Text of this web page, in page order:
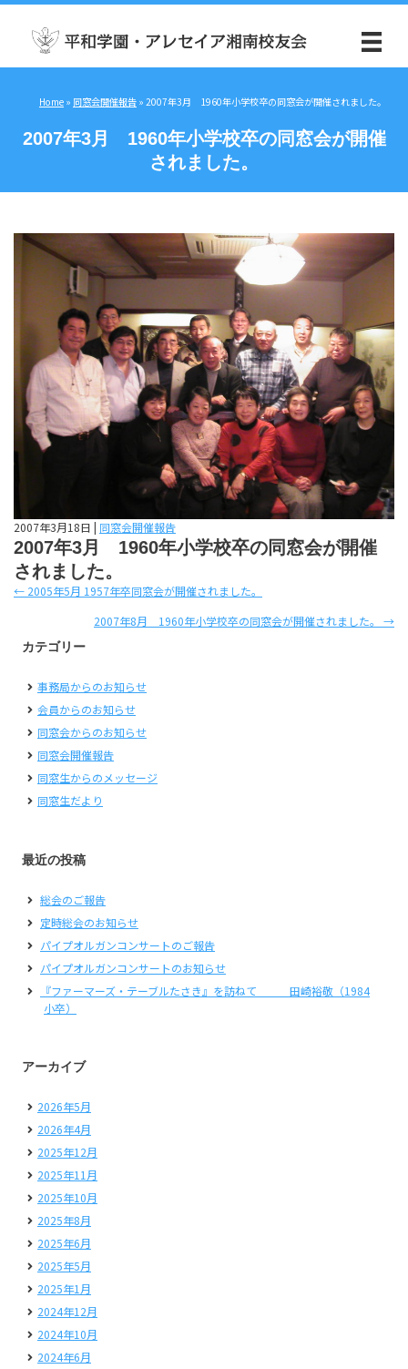
2007年3月 1960年小学校卒の同窓会が開催
されました。
Home » 同窓会開催報告 » 2007年3月 1960年小学校卒の同窓会が開催されました。
2007年3月18日 | 同窓会開催報告
2007年3月 1960年小学校卒の同窓会が開催
されました。
Posts
← 2005年5月 1957年卒同窓会が開催されました。
2007年8月 1960年小学校卒の同窓会が開催されました。 →
カテゴリー
事務局からのお知らせ
会員からのお知らせ
同窓会からのお知らせ
同窓会開催報告
同窓生からのメッセージ
同窓生だより
最近の投稿
総会のご報告
定時総会のお知らせ
パイプオルガンコンサートのご報告
パイプオルガンコンサートのお知らせ
『ファーマーズ・テーブルたさき』を訪ねて 田崎裕敬（1984
小卒）
アーカイブ
2026年5月
2026年4月
2025年12月
2025年11月
2025年10月
2025年8月
2025年6月
2025年5月
2025年1月
2024年12月
2024年10月
2024年6月